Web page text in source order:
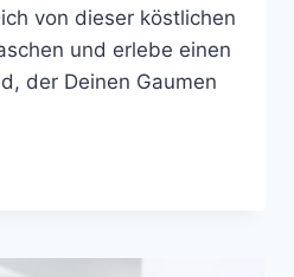
von dieser köstlichen
und erlebe einen
der Deinen Gaumen